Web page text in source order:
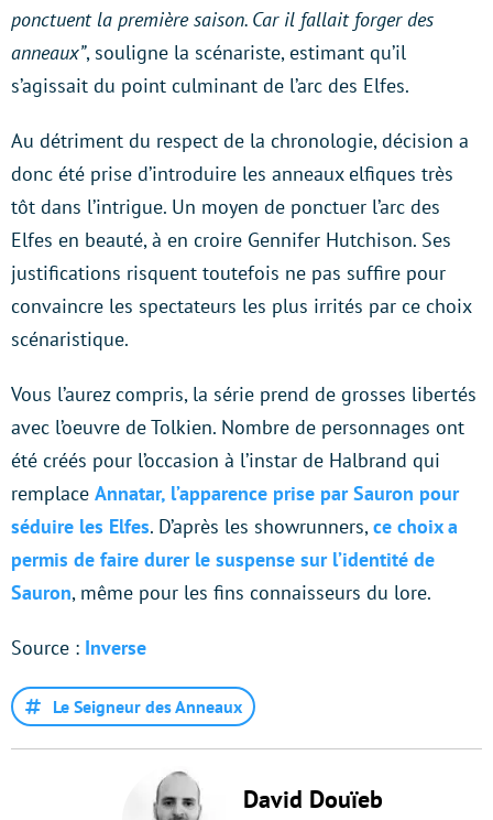
ponctuent la première saison. Car il fallait forger des
anneaux”, souligne la scénariste, estimant qu’il
s’agissait du point culminant de l’arc des Elfes.
Au détriment du respect de la chronologie, décision a
donc été prise d’introduire les anneaux elfiques très
tôt dans l’intrigue. Un moyen de ponctuer l’arc des
Elfes en beauté, à en croire Gennifer Hutchison. Ses
justifications risquent toutefois ne pas suffire pour
convaincre les spectateurs les plus irrités par ce choix
scénaristique.
Vous l’aurez compris, la série prend de grosses libertés
avec l’oeuvre de Tolkien. Nombre de personnages ont
été créés pour l’occasion à l’instar de Halbrand qui
remplace Annatar, l’apparence prise par Sauron pour
séduire les Elfes. D’après les showrunners,ce choix a
permis de faire durer le suspense sur l’identité de
Sauron, même pour les fins connaisseurs du lore.
Source : Inverse
Le Seigneur des Anneaux
David Douïeb